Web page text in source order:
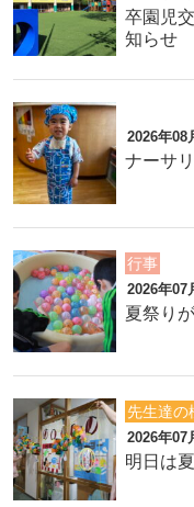
卒園児
知らせ
2026年08
ナーサ
行事
2026年07
夏祭り
先生達の
2026年07
明日は